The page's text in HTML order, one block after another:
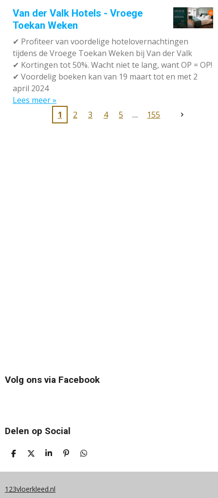
Van der Valk Hotels - Vroege
Toekan Weken
✔ Profiteer van voordelige hotelovernachtingen
tijdens de Vroege Toekan Weken bij Van der Valk
✔ Kortingen tot 50%. Wacht niet te lang, want OP = OP!
✔ Voordelig boeken kan van 19 maart tot en met 2
april 2024
Lees meer »
1
2 3 4 5 155
Volg ons via Facebook
Delen op Social
D
L
N
D
E
S
A
E
P
N
D
L
123vloerkleed.nl